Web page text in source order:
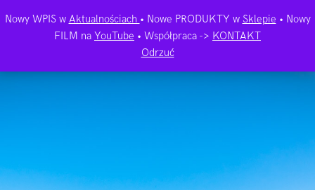
Nowy WPIS w Aktualnościach • Nowe PRODUKTY w Sklepie • Nowy
FILM na YouTube • Współpraca -> KONTAKT
Odrzuć